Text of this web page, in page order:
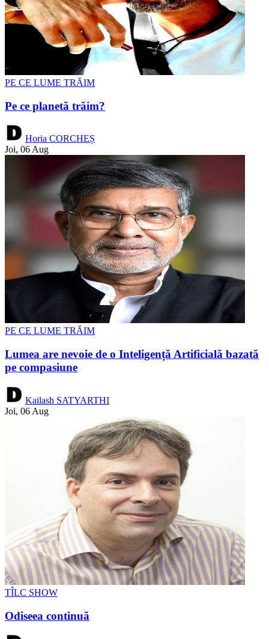
PE CE LUME TRĂIM
Pe ce planetă trăim?
Horia CORCHEȘ
Joi, 06 Aug
PE CE LUME TRĂIM
Lumea are nevoie de o Inteligență Artificială bazată
pe compasiune
Kailash SATYARTHI
Joi, 06 Aug
TÎLC SHOW
Odiseea continuă